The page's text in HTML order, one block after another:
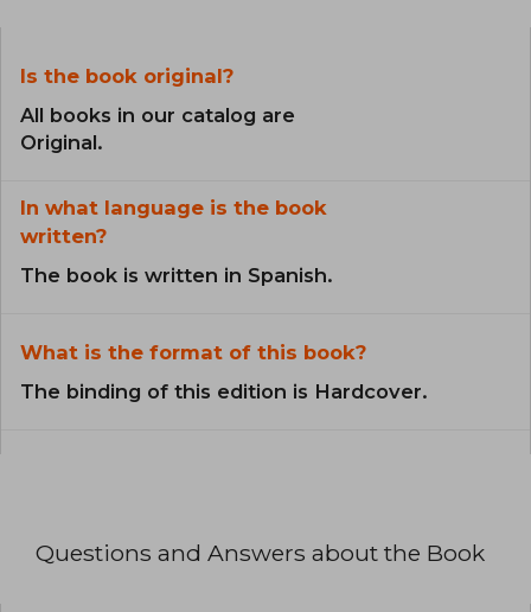
Is the book original?
All books in our catalog are
Original.
In what language is the book
written?
The book is written in Spanish.
What is the format of this book?
The binding of this edition is Hardcover.
Questions and Answers about the Book